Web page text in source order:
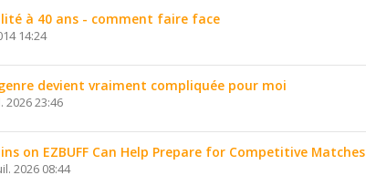
à 40 ans - comment faire face
14:24
devient vraiment compliquée pour moi
2026 23:46
on EZBUFF Can Help Prepare for Competitive Matches
2026 08:44